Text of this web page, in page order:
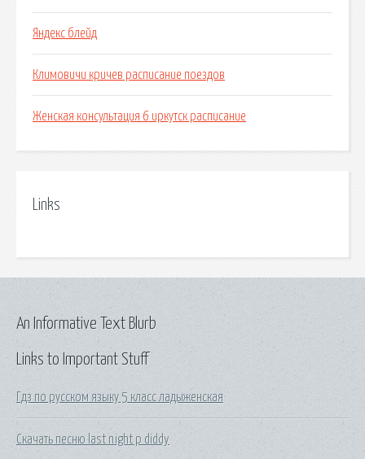
Яндекс блейд
Климовичи кричев расписание поездов
Женская консультация 6 иркутск расписание
Links
Links to Important Stuff
Гдз по русском языку 5 класс ладыженская
Скачать песню last night p diddy
An Informative Text Blurb